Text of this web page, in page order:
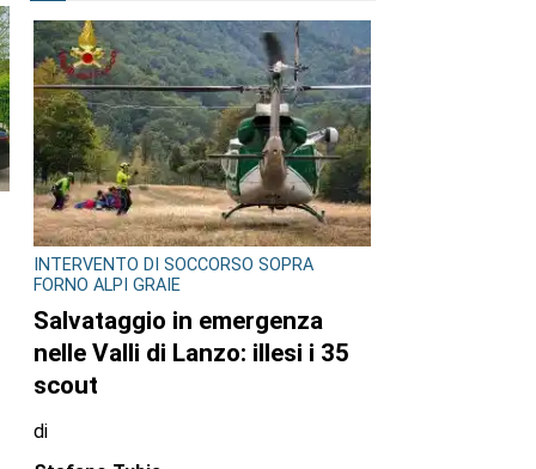
INTERVENTO DI SOCCORSO SOPRA
FORNO ALPI GRAIE
Salvataggio in emergenza
nelle Valli di Lanzo: illesi i 35
scout
di